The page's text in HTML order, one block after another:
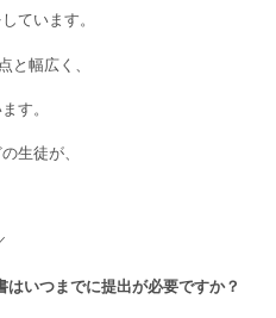
ています。
と幅広く、
す。
生徒が、
いつまでに提出が必要ですか？